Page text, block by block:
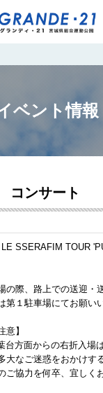
ベント情報
コンサート
SSERAFIM TOUR
の際、路上での送迎・
第１駐車場にてお願い
意】
台方面からの右折入場
大なご迷惑をおかけす
ご協力を何卒、宜しく